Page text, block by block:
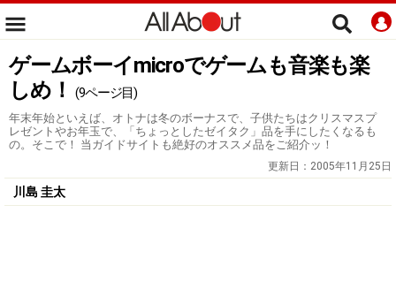
ゲームボーイmicroでゲームも音楽も楽
しめ！
(9ページ目)
年末年始といえば、オトナは冬のボーナスで、子供たちはクリスマスプ
レゼントやお年玉で、「ちょっとしたゼイタク」品を手にしたくなるも
の。そこで！ 当ガイドサイトも絶好のオススメ品をご紹介ッ！
更新日： 2005年11月25日
川島 圭太